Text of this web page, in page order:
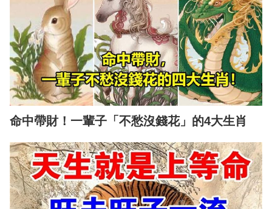
命中帶財！一輩子「不愁沒錢花」的4大生肖